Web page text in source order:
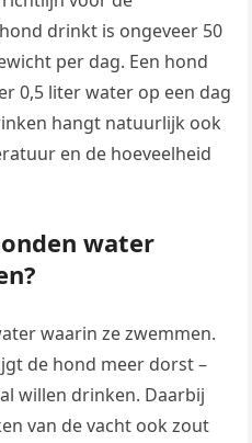
drinkt is ongeveer 50
per dag. Een hond
0,5 liter water op een dag
hangt natuurlijk ook
en de hoeveelheid
water
waarin ze zwemmen.
de hond meer dorst –
willen drinken. Daarbij
van de vacht ook zout